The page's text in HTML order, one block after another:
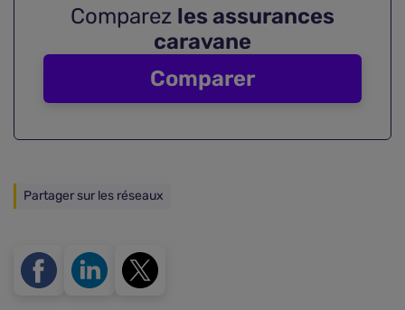
Comparez les assurances
caravane
Comparer
Partager sur les réseaux